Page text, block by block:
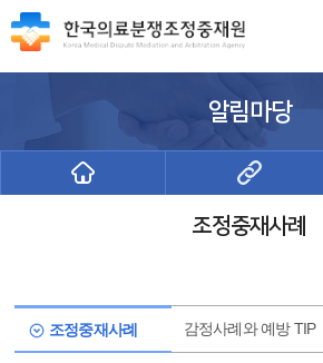
알림마당
조정중재사례
조정중재사례 감정사례와 예방 TIP